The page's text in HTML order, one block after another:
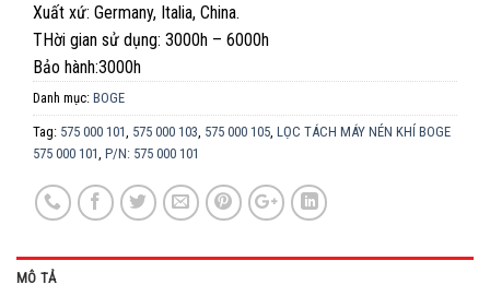
Xuất xứ: Germany, Italia, China.
THời gian sử dụng: 3000h – 6000h
Bảo hành:3000h
Danh mục: BOGE
Tag: 575 000 101 575 000 103 575 000 105 LỌC TÁCH MÁY NÉN KHÍ BOGE
575 000 101 P/N: 575 000 101
MÔ TẢ